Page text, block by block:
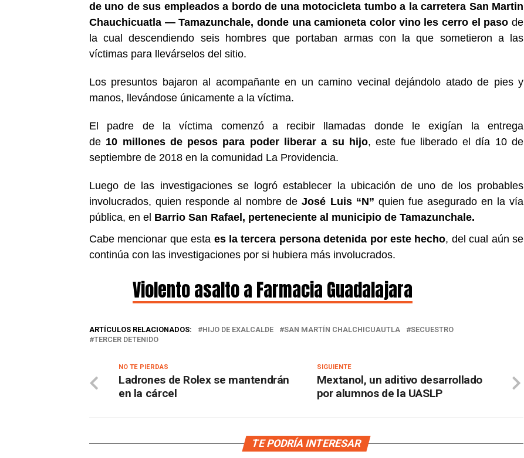
de uno de sus empleados a bordo de una motocicleta tumbo a la carretera San Martin
Chauchicuatla — Tamazunchale, donde una camioneta color vino les cerro el paso de
la cual descendiendo seis hombres que portaban armas con la que sometieron a las
víctimas para llevárselos del sitio.
Los presuntos bajaron al acompañante en un camino vecinal dejándolo atado de pies y
manos, llevándose únicamente a la víctima.
El padre de la víctima comenzó a recibir llamadas donde le exigían la entrega
de 10 millones de pesos para poder liberar a su hijo, este fue liberado el día 10 de
septiembre de 2018 en la comunidad La Providencia.
Luego de las investigaciones se logró establecer la ubicación de uno de los probables
involucrados, quien responde al nombre deJosé Luis “N” quien fue asegurado en la vía
pública, en el Barrio San Rafael, perteneciente al municipio de Tamazunchale.
Cabe mencionar que esta es la tercera persona detenida por este hecho, del cual aún se
continúa con las investigaciones por si hubiera más involucrados.
Violento asalto a Farmacia Guadalajara
ARTÍCULOS RELACIONADOS: HIJO DE EXALCALDE SAN MARTÍN CHALCHICUAUTLA
SECUESTRO
TERCER DETENIDO
SIGUIENTE
Mextanol, un aditivo desarrollado
por alumnos de la UASLP
NO TE PIERDAS
Ladrones de Rolex se mantendrán
en la cárcel
TE PODRÍA INTERESAR